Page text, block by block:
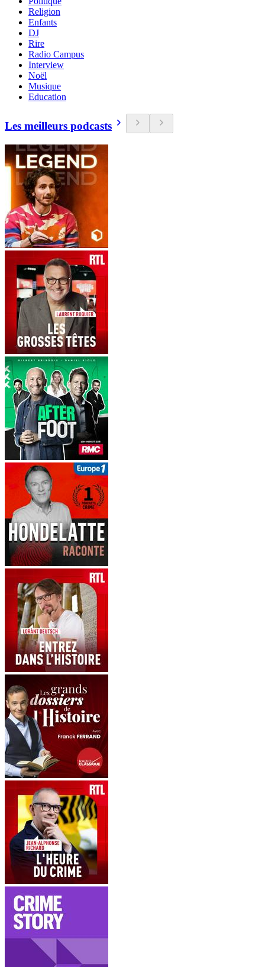
Religion
Enfants
DJ
Rire
Radio Campus
Interview
Noël
Musique
Education
Les meilleurs podcasts